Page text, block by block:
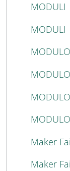
MODULI
MODULI
Maker
Maker